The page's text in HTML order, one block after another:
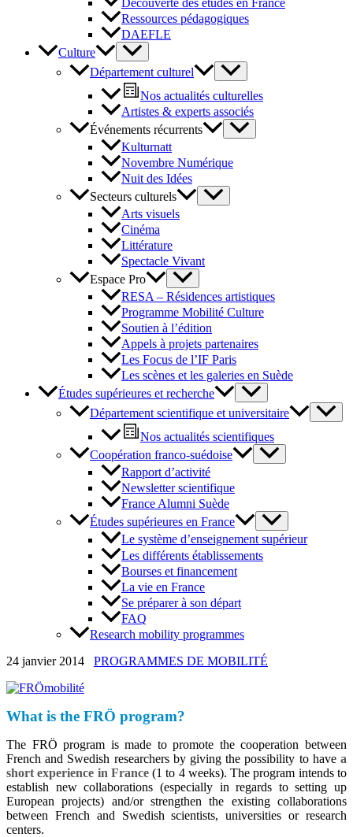
Ressources pédagogiques
DAEFLE
Culture
Département culturel
Nos actualités culturelles
Artistes & experts associés
Événements récurrents
Kulturnatt
Novembre Numérique
Nuit des Idées
Secteurs culturels
Arts visuels
Cinéma
Littérature
Spectacle Vivant
Espace Pro
RESA – Résidences artistiques
Programme Mobilité Culture
Soutien à l’édition
Appels à projets partenaires
Les Focus de l’IF Paris
Les scènes et les galeries en Suède
Études supérieures et recherche
Département scientifique et universitaire
Nos actualités scientifiques
Coopération franco-suédoise
Rapport d’activité
Newsletter scientifique
France Alumni Suède
Études supérieures en France
Le système d’enseignement supérieur
Les différents établissements
Bourses et financement
La vie en France
Se préparer à son départ
FAQ
Research mobility programmes
24 janvier 2014
PROGRAMMES DE MOBILITÉ
What is the FRÖ program?
The FRÖ program is made to promote the cooperation between
French and Swedish researchers by giving the possibility to have a
short experience in France (1 to 4 weeks). The program intends to
establish new collaborations (especially in regards to setting up
European projects) and/or strengthen the existing collaborations
between French and Swedish scientists, universities or research
centers.